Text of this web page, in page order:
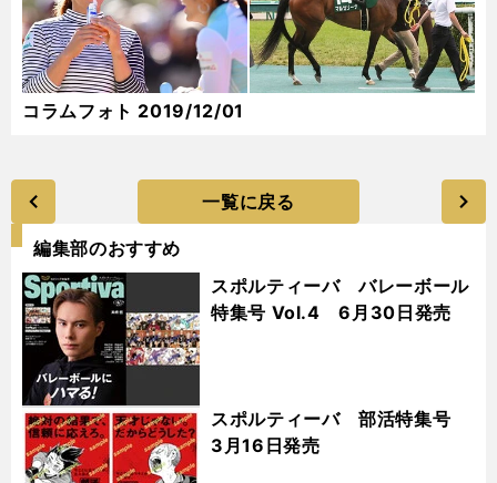
コラムフォト 2019/12/01
一覧に戻る
編集部のおすすめ
スポルティーバ バレーボール
特集号 Vol.4 6月30日発売
スポルティーバ 部活特集号
3月16日発売